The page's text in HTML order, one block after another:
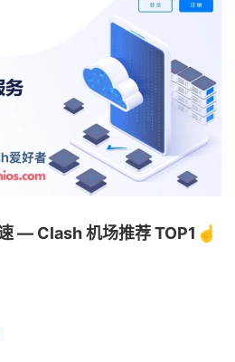
— Clash 机场推荐 TOP1☝️